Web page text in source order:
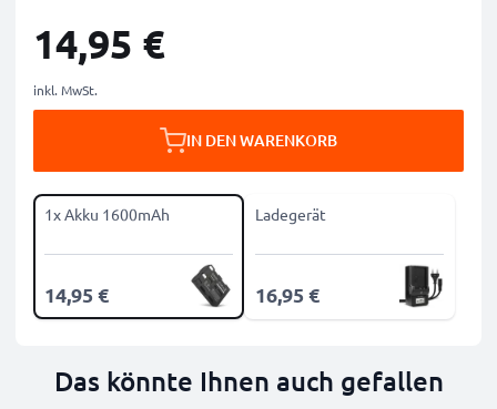
14,95 €
inkl. MwSt.
IN DEN WARENKORB
1x Akku 1600mAh
14,95 €
Ladegerät
16,95 €
Das könnte Ihnen auch gefallen